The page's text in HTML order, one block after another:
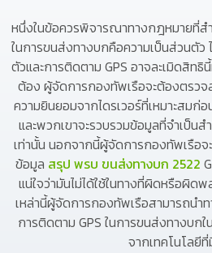
หนึ่งในข้อควรพิจารณาทางกฎหมายที่
ในการขนส่งทางบกคือความเป็นส่วนตัว
ตัวและการติดตาม GPS อาจละเมิดสิทธิ
ต้อง ผู้จัดการกองทัพเรือจะต้องตรวจ
ความยินยอมจากไดรเวอร์ที่เหมาะสมก่
และพวกเขาจะรวบรวมข้อมูลที่จำเป็น
เท่านั้น นอกจากนี้ผู้จัดการกองทัพเรือจ
ข้อมูล สรุป พรบ ขนส่งทางบก 2522
แน่ใจว่ามันไม่ได้ใช้ในทางที่ผิดหรือผิด
เหล่านี้ผู้จัดการกองทัพเรือสามารถน
การติดตาม GPS ในการขนส่งทางบก
จากเทคโนโลยี